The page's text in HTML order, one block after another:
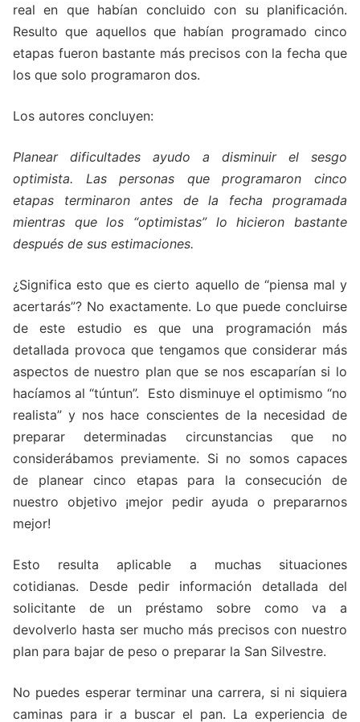
real en que habían concluido con su planificación.
Resulto que aquellos que habían programado cinco
etapas fueron bastante más precisos con la fecha que
los que solo programaron dos.
Los autores concluyen:
Planear dificultades ayudo a disminuir el sesgo
optimista. Las personas que programaron cinco
etapas terminaron antes de la fecha programada
mientras que los “optimistas” lo hicieron bastante
después de sus estimaciones.
¿Significa esto que es cierto aquello de “piensa mal y
acertarás”? No exactamente. Lo que puede concluirse
de este estudio es que una programación más
detallada provoca que tengamos que considerar más
aspectos de nuestro plan que se nos escaparían si lo
hacíamos al “túntun”. Esto disminuye el optimismo “no
realista” y nos hace conscientes de la necesidad de
preparar determinadas circunstancias que no
considerábamos previamente. Si no somos capaces
de planear cinco etapas para la consecución de
nuestro objetivo ¡mejor pedir ayuda o prepararnos
mejor!
Esto resulta aplicable a muchas situaciones
cotidianas. Desde pedir información detallada del
solicitante de un préstamo sobre como va a
devolverlo hasta ser mucho más precisos con nuestro
plan para bajar de peso o preparar la San Silvestre.
No puedes esperar terminar una carrera, si ni siquiera
caminas para ir a buscar el pan. La experiencia de